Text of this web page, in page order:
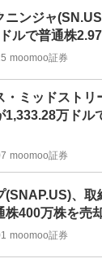
ニンジャ
ルで普通株
moomoo証券
・ミッドスト
1,333.28万ドル
moomoo証券
(SNAP.US)、
株400万株を売
moomoo証券